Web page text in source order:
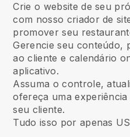
Crie o website de seu
com nosso criador de
promover seu
Gerencie seu conteúdo,
ao cliente e calendário
aplicativo.
Assuma o controle,
ofereça uma
seu cliente.
Tudo isso por apenas